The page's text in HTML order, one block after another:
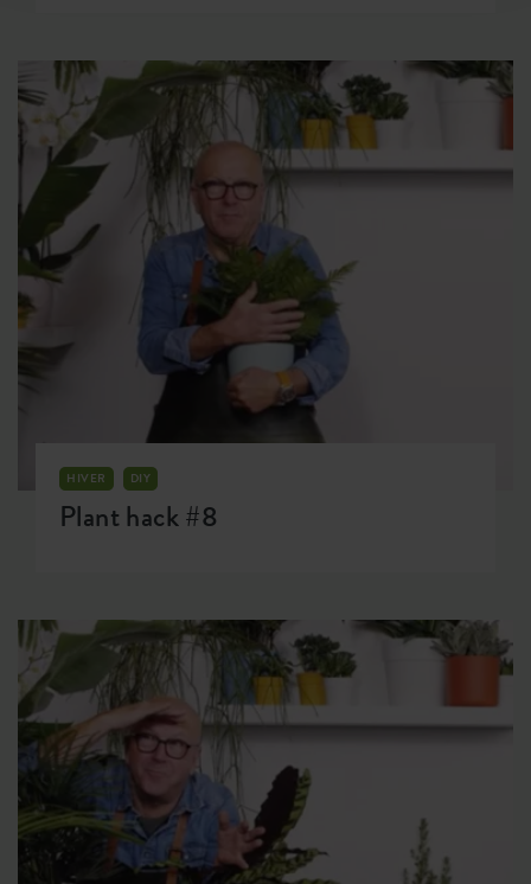
plantes d'intérieur auront du mal en automne et
en hiver. Dans ce blog, je vous explique ce que
vous pouvez faire pour elles.
HIVER DIY
Plant hack #8